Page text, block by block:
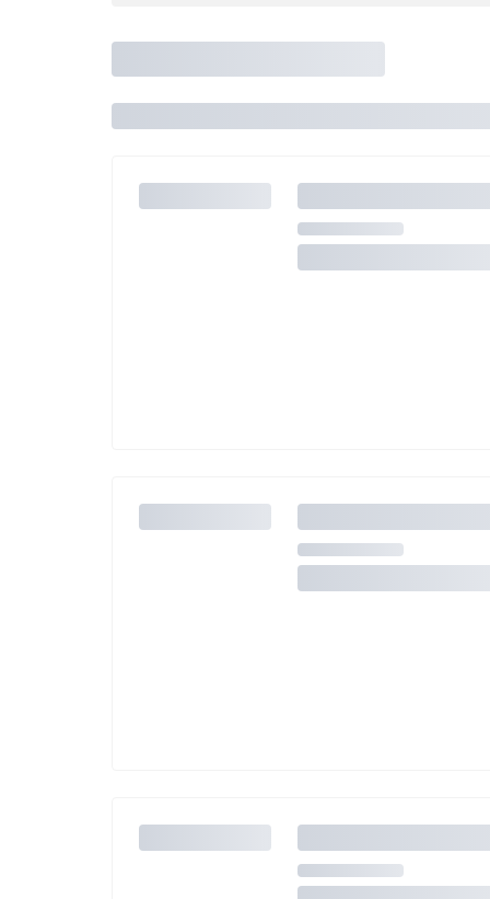
Wybierz jedną z ofert z listy i zarezerwuj ją. Zrób
lubskontaktuj się z nami,by złożyć zamówienie u
Maksymalna liczba uczestników